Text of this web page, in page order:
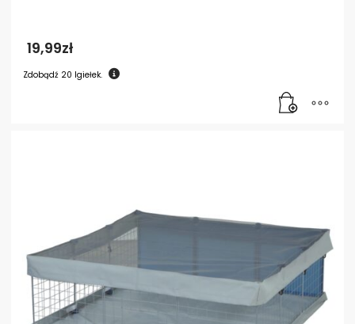
19,99zł
Zdobądź 20 Igiełek.